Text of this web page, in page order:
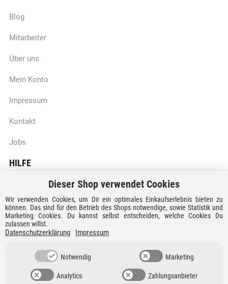
Blog
Mitarbeiter
Über uns
Mein Konto
Impressum
Kontakt
Jobs
HILFE
Batteriegesetzhinweise
Vertrag widerrufen
Versandkosten und Lieferzeiten
Zahlungsarten
Dieser Shop verwendet Cookies
Wir verwenden Cookies, um Dir ein optimales Einkaufserlebnis bieten zu
können. Das sind für den Betrieb des Shops notwendige, sowie Statistik und
Marketing Cookies. Du kannst selbst entscheiden, welche Cookies Du
zulassen willst.
Datenschutzerklärung Impressum
Notwendig Marketing
Analytics Zahlungsanbieter